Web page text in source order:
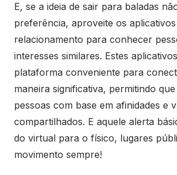
E, se a ideia de sair para baladas
preferência, aproveite os aplicativos
relacionamento para conhecer
interesses similares. Estes
plataforma conveniente para
maneira significativa, permitindo
pessoas com base em afinidades e
compartilhados. E aquele alerta
do virtual para o físico, lugares
movimento sempre!